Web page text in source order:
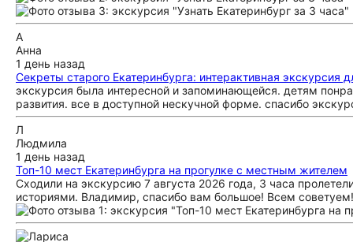
А
Анна
1 день назад
Секреты старого Екатеринбурга: интерактивная экскурсия
экскурсия была интересной и запоминающейся. детям
развития. все в доступной нескучной форме. спасибо
Л
Людмила
1 день назад
Топ-10 мест Екатеринбурга на прогулке с местным жителем
Сходили на экскурсию 7 августа 2026 года, 3 часа
историями. Владимир, спасибо вам большое! Всем советуем!